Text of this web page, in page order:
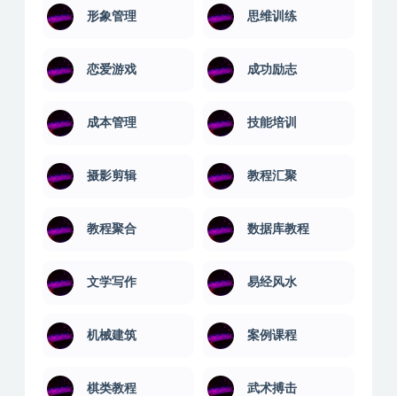
形象管理 思维训练
恋爱游戏 成功励志
成本管理 技能培训
摄影剪辑 教程汇聚
教程聚合 数据库教程
文学写作 易经风水
机械建筑 案例课程
棋类教程 武术搏击